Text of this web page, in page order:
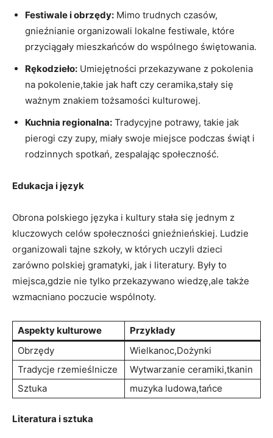
Festiwale i obrzędy: Mimo trudnych czasów,
gnieźnianie organizowali lokalne festiwale, które
przyciągały mieszkańców do wspólnego świętowania.
Rękodzieło: Umiejętności przekazywane z pokolenia
na pokolenie,takie jak haft czy ceramika,stały się
ważnym znakiem tożsamości kulturowej.
Kuchnia regionalna: Tradycyjne potrawy, takie jak
pierogi czy zupy, miały swoje miejsce podczas świąt i
rodzinnych spotkań, zespalając społeczność.
Edukacja i język
Obrona polskiego języka i kultury stała się jednym z
kluczowych celów społeczności gnieźnieńskiej. Ludzie
organizowali tajne szkoły, w których uczyli dzieci
zarówno polskiej gramatyki, jak i literatury. Były to
miejsca,gdzie nie tylko przekazywano wiedzę,ale także
wzmacniano poczucie wspólnoty.
Aspekty kulturowe
Przykłady
Obrzędy
Wielkanoc,Dożynki
Tradycje rzemieślnicze
Wytwarzanie ceramiki,tkanin
Sztuka
muzyka ludowa,tańce
Literatura i sztuka